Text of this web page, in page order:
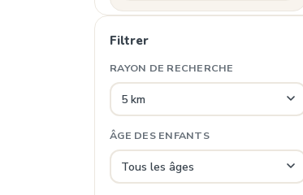
Filtrer
RAYON DE RECHERCHE
ÂGE DES ENFANTS